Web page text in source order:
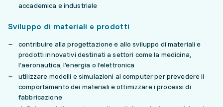
accademica e industriale
Sviluppo di materiali e prodotti
contribuire alla progettazione e allo sviluppo di materiali e
prodotti innovativi destinati a settori come la medicina,
l’aeronautica, l’energia o l’elettronica
utilizzare modelli e simulazioni al computer per prevedere il
comportamento dei materiali e ottimizzare i processi di
fabbricazione